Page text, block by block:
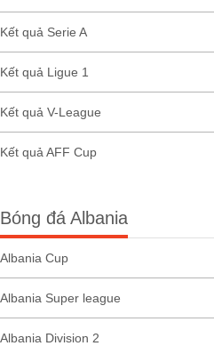
Kết quả Serie A
Kết quả Ligue 1
Kết quả V-League
Kết quả AFF Cup
Bóng đá Albania
Albania Cup
Albania Super league
Albania Division 2